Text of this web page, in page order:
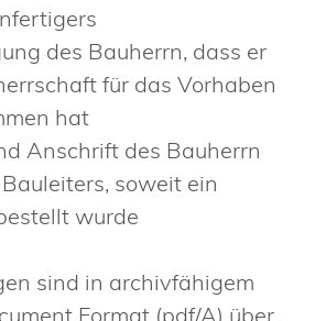
des Bauherrn, dass er
für das Vorhaben
hat
Anschrift des Bauherrn
soweit ein
wurde
sind in archivfähigem
Format (pdf/A) über